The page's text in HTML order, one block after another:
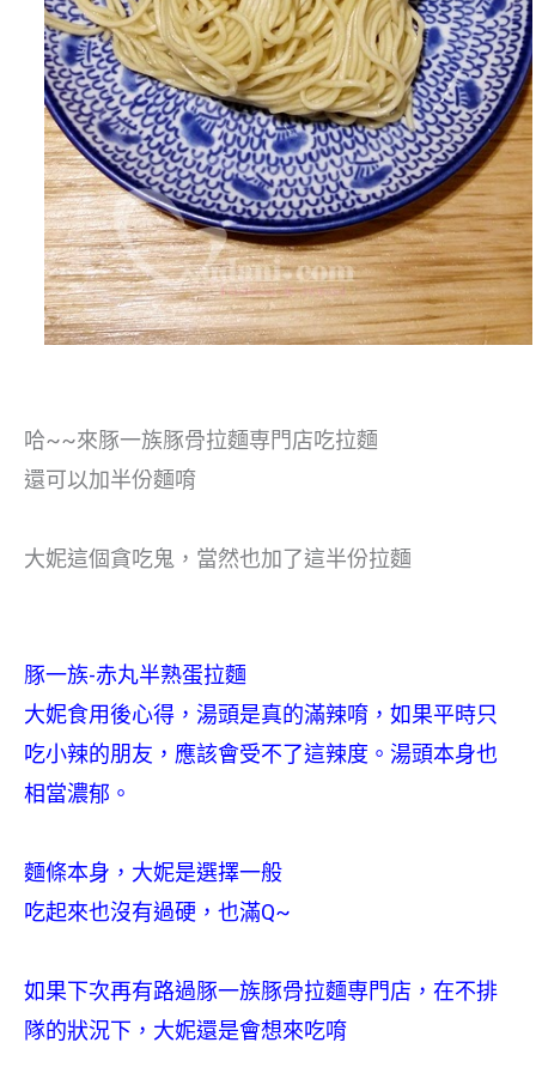
哈~~來豚一族豚骨拉麵専門店吃拉麵
還可以加半份麵唷
大妮這個貪吃鬼，當然也加了這半份拉麵
豚一族-赤丸半熟蛋拉麵
大妮食用後心得，湯頭是真的滿辣唷，如果平時只
吃小辣的朋友，應該會受不了這辣度。湯頭本身也
相當濃郁。
麵條本身，大妮是選擇一般
吃起來也沒有過硬，也滿Q~
如果下次再有路過豚一族豚骨拉麵専門店，在不排
隊的狀況下，大妮還是會想來吃唷